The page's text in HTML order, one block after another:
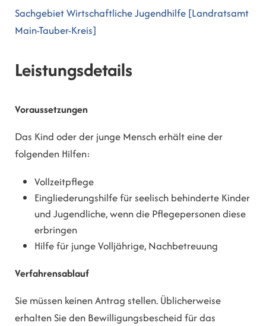
Sachgebiet Wirtschaftliche Jugendhilfe [Landratsamt
Main-Tauber-Kreis]
Leistungsdetails
Voraussetzungen
Das Kind oder der junge Mensch erhält eine der
folgenden Hilfen:
Vollzeitpflege
Eingliederungshilfe für seelisch behinderte Kinder
und Jugendliche, wenn die Pflegepersonen diese
erbringen
Hilfe für junge Volljährige, Nachbetreuung
Verfahrensablauf
Sie müssen keinen Antrag stellen. Üblicherweise
erhalten Sie den Bewilligungsbescheid für das